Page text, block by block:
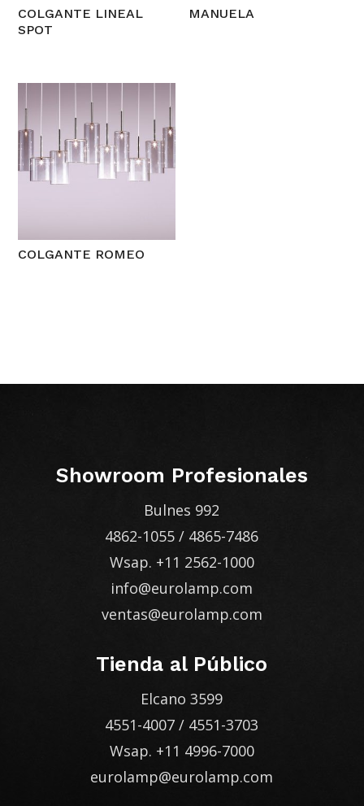
COLGANTE LINEAL
SPOT
MANUELA
COLGANTE ROMEO
Showroom Profesionales
Bulnes 992
4862-1055 / 4865-7486
Wsap. +11 2562-1000
info@eurolamp.com
ventas@eurolamp.com
Tienda al Público
Elcano 3599
4551-4007 / 4551-3703
Wsap. +11 4996-7000
eurolamp@eurolamp.com